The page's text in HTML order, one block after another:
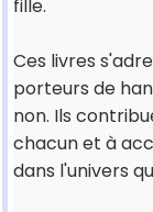
fille.
Ces livres
porteurs de
non. Ils
chacun et à
dans l'univers